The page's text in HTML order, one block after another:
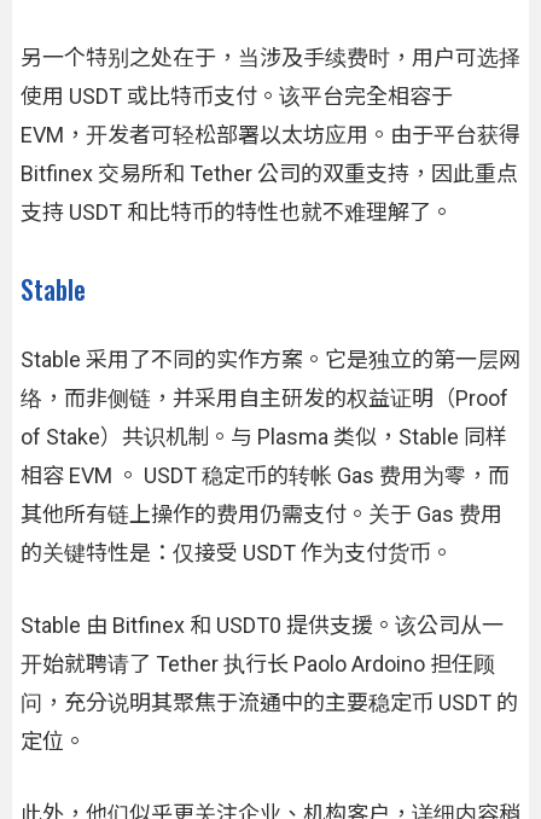
另一个特别之处在于，当涉及手续费时，用户可选择
使用 USDT 或比特币支付。该平台完全相容于
EVM，开发者可轻松部署以太坊应用。由于平台获得
Bitfinex 交易所和 Tether 公司的双重支持，因此重点
支持 USDT 和比特币的特性也就不难理解了。
Stable
Stable 采用了不同的实作方案。它是独立的第一层网
络，而非侧链，并采用自主研发的权益证明（Proof
of Stake）共识机制。与 Plasma 类似，Stable 同样
相容 EVM 。 USDT 稳定币的转帐 Gas 费用为零，而
其他所有链上操作的费用仍需支付。关于 Gas 费用
的关键特性是：仅接受 USDT 作为支付货币。
Stable 由 Bitfinex 和 USDT0 提供支援。该公司从一
开始就聘请了 Tether 执行长 Paolo Ardoino 担任顾
问，充分说明其聚焦于流通中的主要稳定币 USDT 的
定位。